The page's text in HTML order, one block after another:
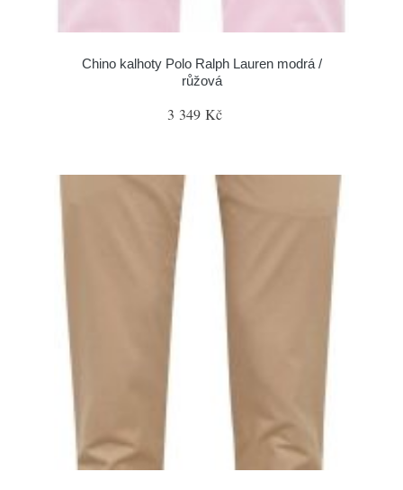
Chino kalhoty Polo Ralph Lauren modrá /
růžová
3 349 Kč